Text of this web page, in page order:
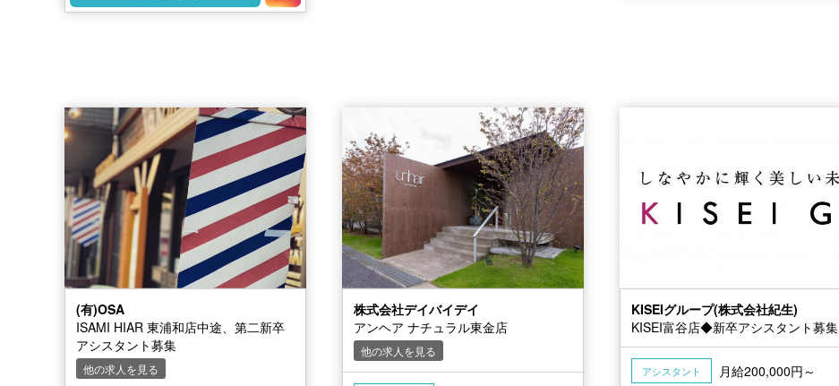
(有)OSA
ISAMI HIAR 東浦和店中途、第二新卒
アシスタント募集
他の求人を見る
株式会社デイバイデイ
アンヘア ナチュラル東金店
他の求人を見る
KISEIグループ(株式会社紀生)
KISEI富谷店◆新卒アシスタント募集
アシスタント 月給200,000円～